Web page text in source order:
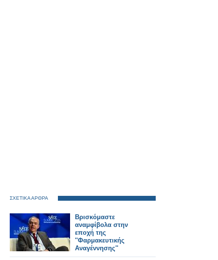
ΣΧΕΤΙΚΑ ΑΡΘΡΑ
Βρισκόμαστε
αναμφίβολα στην
εποχή της
''Φαρμακευτικής
Αναγέννησης''